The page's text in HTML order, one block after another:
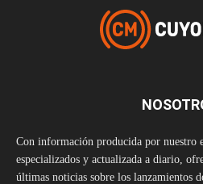
Con información producida por nuestro
especializados y actualizada a diario,
últimas noticias sobre los lanzamientos